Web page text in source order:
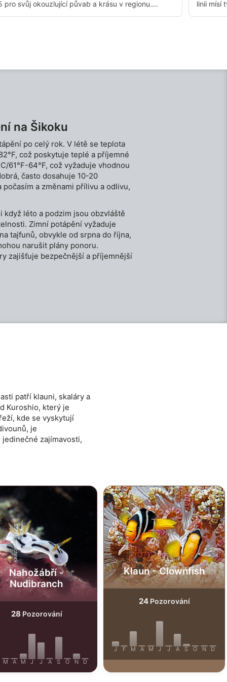
pro svůj okouzlující půvab a krásu v regionu.
linii mísí
na Šikoku
po celý rok. V létě se teplota
což poskytuje teplé a příjemné
61°F-64°F, což vyžaduje vhodnou
často dosahuje 10-20
a změnami přílivu a odlivu,
když léto a podzim jsou obzvláště
Zimní potápění vyžaduje
tajfunů, obvykle od srpna do října,
narušit plány ponoru.
zajišťuje bezpečnější a příjemnější
patří klauni, skaláry a
Kuroshio, který je
kde se vyskytují
je
zajímavosti,
SSI-Peter-Schinck
Nahožábří -
Nudibranch
28 Pozorování
M A M J J A S O N D
Udo Kefrig
Klaun - Clownfish
24Pozorování
J F M A M J J A S O N D